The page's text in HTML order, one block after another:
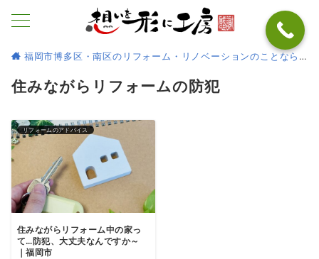
福岡市博多区・南区のリフォーム・リノベーションのことなら
住みながらリフォームの防犯
リフォームのアドバイス
住みながらリフォーム中の家っ
て…防犯、大丈夫なんですか～
｜福岡市